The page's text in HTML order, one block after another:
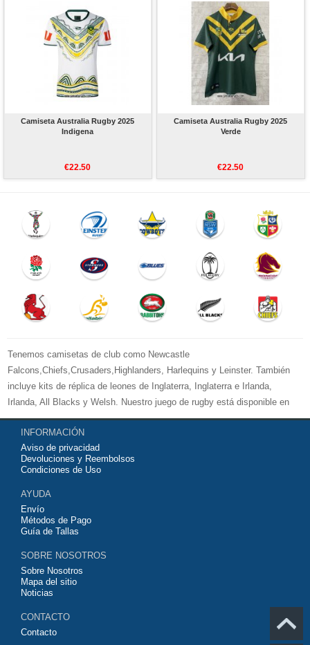
Camiseta Australia Rugby 2025
Indigena
€22.50
Camiseta Australia Rugby 2025
Verde
€22.50
Tenemos camisetas de club como Newcastle
Falcons,Chiefs,Crusaders,Highlanders, Harlequins y Leinster. También
incluye kits de réplica de leones de Inglaterra, Inglaterra e Irlanda,
Irlanda, All Blacks y Welsh. Nuestro juego de rugby está disponible en
versiones para mujeres, hombres y niños. Bienvenido a comprar su
camiseta de rugby 2026 baratas
equipo de club favorito o equipo nacional.
INFORMACIÓN
Aviso de privacidad
Devoluciones y Reembolsos
Condiciones de Uso
AYUDA
Envío
Métodos de Pago
Guía de Tallas
SOBRE NOSOTROS
Sobre Nosotros
Mapa del sitio
Noticias
CONTACTO
Contacto